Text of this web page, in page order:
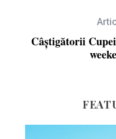
Câștigătorii